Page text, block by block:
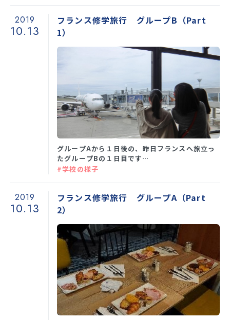
2019
10.13
フランス修学旅行 グループB（Part
1）
グループAから１日後の、昨日フランスへ旅立っ
たグループBの１日目です…
#学校の様子
2019
10.13
フランス修学旅行 グループA（Part
2）